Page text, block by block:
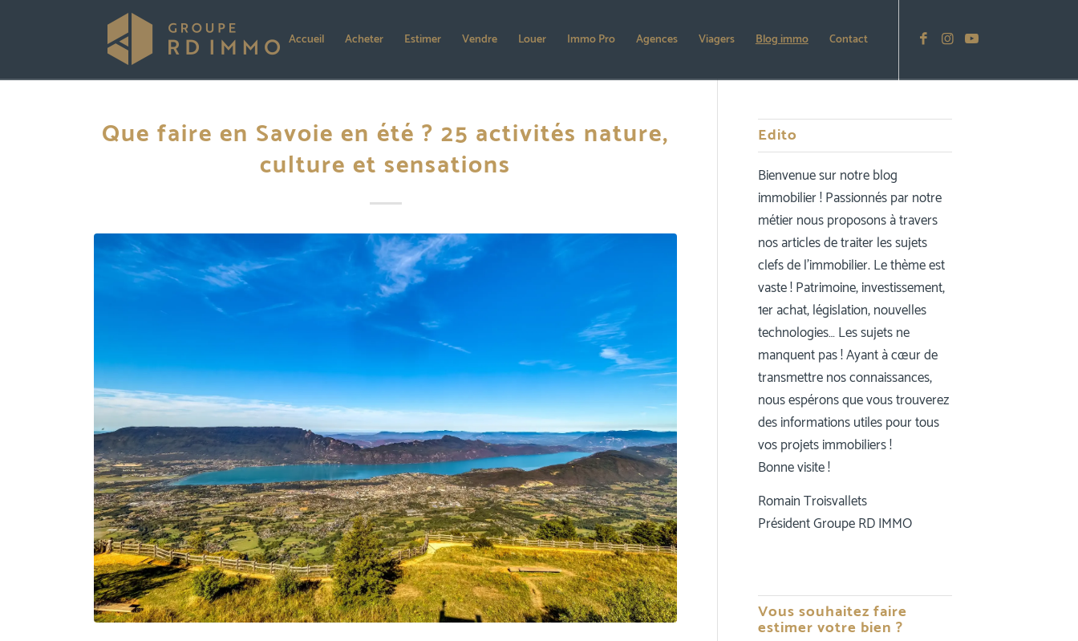
Accueil Acheter Estimer Vendre Louer Immo Pro Agences Viagers Blog immo Contact
Que faire en Savoie en été ? 25 activités nature,
culture et sensations
Edito
Bienvenue sur notre blog
immobilier ! Passionnés par notre
métier nous proposons à travers
nos articles de traiter les sujets
clefs de l’immobilier. Le thème est
vaste ! Patrimoine, investissement,
1er achat, législation, nouvelles
technologies… Les sujets ne
manquent pas ! Ayant à cœur de
transmettre nos connaissances,
nous espérons que vous trouverez
des informations utiles pour tous
vos projets immobiliers !
Bonne visite !
Romain Troisvallets
Président Groupe RD IMMO
Vous souhaitez faire
estimer votre bien ?